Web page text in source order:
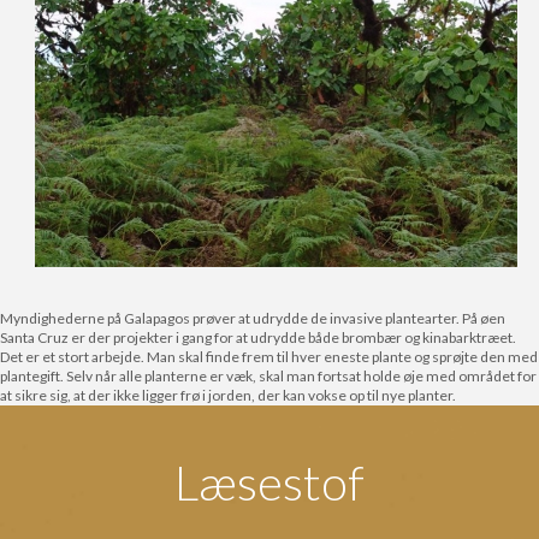
Myndighederne på Galapagos prøver at udrydde de invasive plantearter. På øen
Santa Cruz er der projekter i gang for at udrydde både brombær og kinabarktræet.
Det er et stort arbejde. Man skal finde frem til hver eneste plante og sprøjte den med
plantegift. Selv når alle planterne er væk, skal man fortsat holde øje med området for
at sikre sig, at der ikke ligger frø i jorden, der kan vokse op til nye planter.
Læsestof